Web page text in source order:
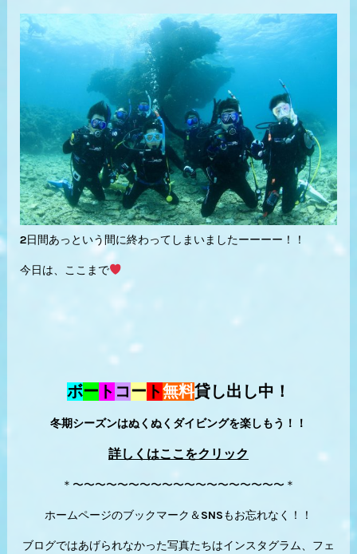
2日間あっという間に終わってしまいましたーーーー！！
今日は、ここまで
ボー ト コー ト無料貸し出し中！
冬期シーズンはぬくぬくダイビングを楽しもう！！
詳しくはここをクリック
＊〜〜〜〜〜〜〜〜〜〜〜〜〜〜〜〜〜〜〜＊
ホームページのブックマーク＆SNSもお忘れなく！！
ブログではあげられなかった写真たちはインスタグラム、フェ